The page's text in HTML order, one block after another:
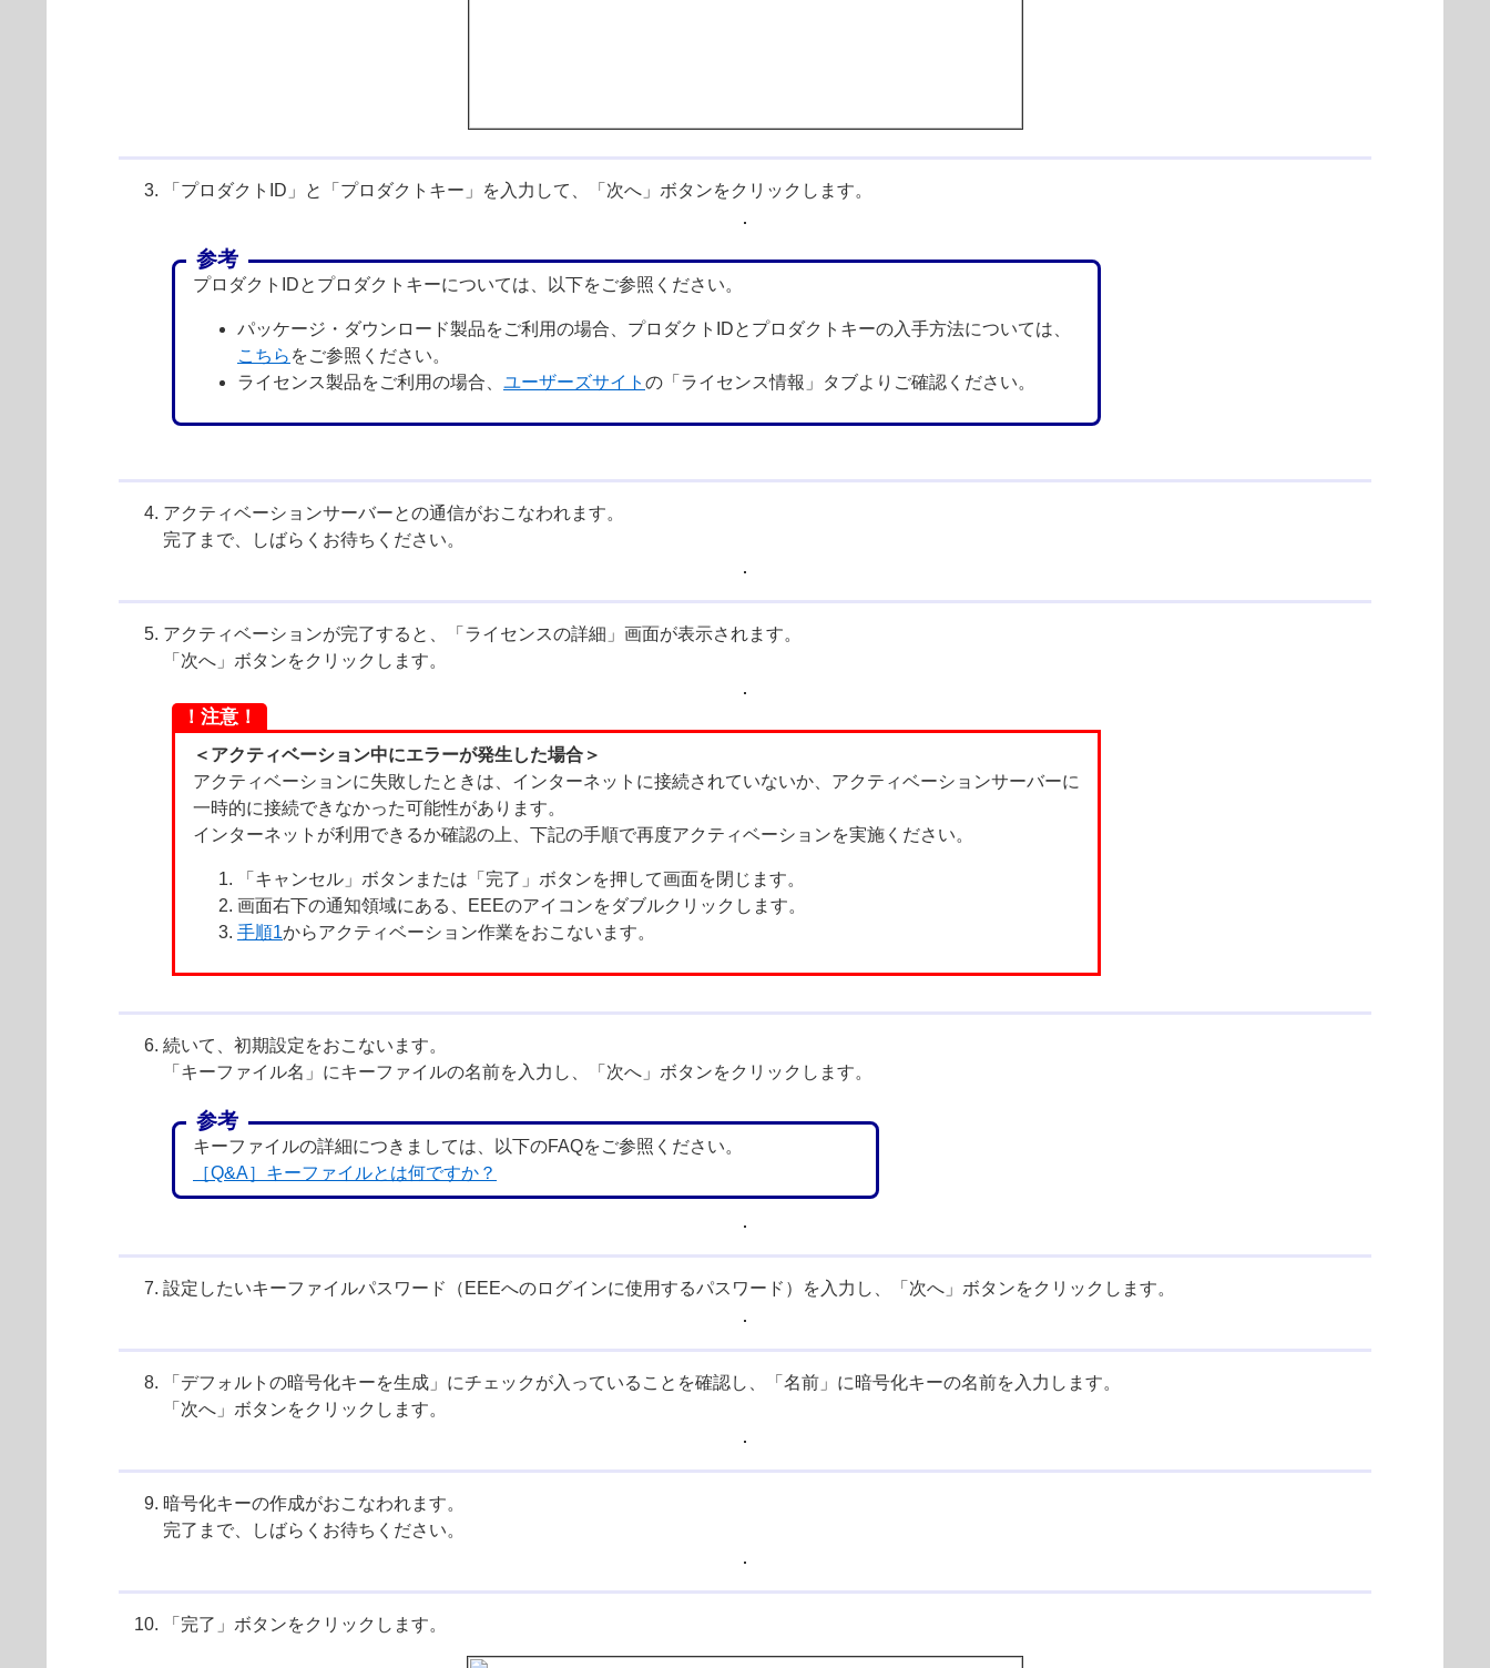
「プロダクトID」と「プロダクトキー」を入力して、「次へ」ボタンをクリックします。
参考
プロダクトIDとプロダクトキーについては、以下をご参照ください。
パッケージ・ダウンロード製品をご利用の場合、プロダクトIDとプロダクトキーの入手方法については、
こちら をご参照ください。
ライセンス製品をご利用の場合、 ユーザーズサイト の「ライセンス情報」タブよりご確認ください。
アクティベーションサーバーとの通信がおこなわれます。
完了まで、しばらくお待ちください。
アクティベーションが完了すると、「ライセンスの詳細」画面が表示されます。
「次へ」ボタンをクリックします。
！注意！
＜アクティベーション中にエラーが発生した場合＞
アクティベーションに失敗したときは、インターネットに接続されていないか、アクティベーションサーバーに
一時的に接続できなかった可能性があります。
インターネットが利用できるか確認の上、下記の手順で再度アクティベーションを実施ください。
「キャンセル」ボタンまたは「完了」ボタンを押して画面を閉じます。
画面右下の通知領域にある、EEEのアイコンをダブルクリックします。
手順1からアクティベーション作業をおこないます。
続いて、初期設定をおこないます。
「キーファイル名」にキーファイルの名前を入力し、「次へ」ボタンをクリックします。
参考
キーファイルの詳細につきましては、以下のFAQをご参照ください。
［Q&A］キーファイルとは何ですか？
設定したいキーファイルパスワード（EEEへのログインに使用するパスワード）を入力し、「次へ」ボタンをクリックします。
「デフォルトの暗号化キーを生成」にチェックが入っていることを確認し、「名前」に暗号化キーの名前を入力します。
「次へ」ボタンをクリックします。
暗号化キーの作成がおこなわれます。
完了まで、しばらくお待ちください。
「完了」ボタンをクリックします。